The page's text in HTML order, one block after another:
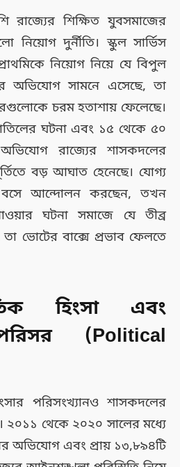
রাজ্যের শিক্ষিত যুবসমাজের
দুর্নীতি। স্কুল সার্ভিস
নিয়োগ নিয়ে যে বিপুল
অভিযোগ সামনে এসেছে, তা
চরম হতাশায় ফেলেছে।
ঘটনা এবং ১৫ থেকে ৫০
রাজ্যের শাসকদলের
বড় আঘাত হেনেছে। যোগ্য
বসে আন্দোলন করছেন, তখন
ঘটনা সমাজে যে তীব্র
ভোটের বাক্সে প্রভাব ফেলতে
হিংসা এবং
(Political
পরিসংখ্যানও শাসকদলের
২০১১ থেকে ২০২০ সালের মধ্যে
অভিযোগ এবং প্রায় ১৩,৮৯৪টি